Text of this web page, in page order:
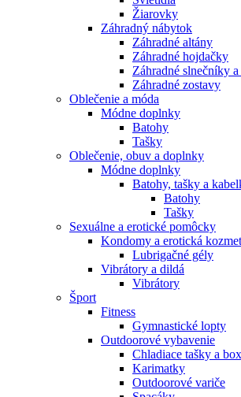
Žiarovky
Záhradný nábytok
Záhradné altány
Záhradné hojdačky
Záhradné slnečníky
Záhradné zostavy
Oblečenie a móda
Módne doplnky
Batohy
Tašky
Oblečenie, obuv a doplnky
Módne doplnky
Batohy, tašky a
Batohy
Tašky
Sexuálne a erotické pomôcky
Kondomy a erotická
Lubrigačné gély
Vibrátory a dildá
Vibrátory
Šport
Fitness
Gymnastické lopty
Outdoorové vybavenie
Chladiace tašky a
Karimatky
Outdoorové variče